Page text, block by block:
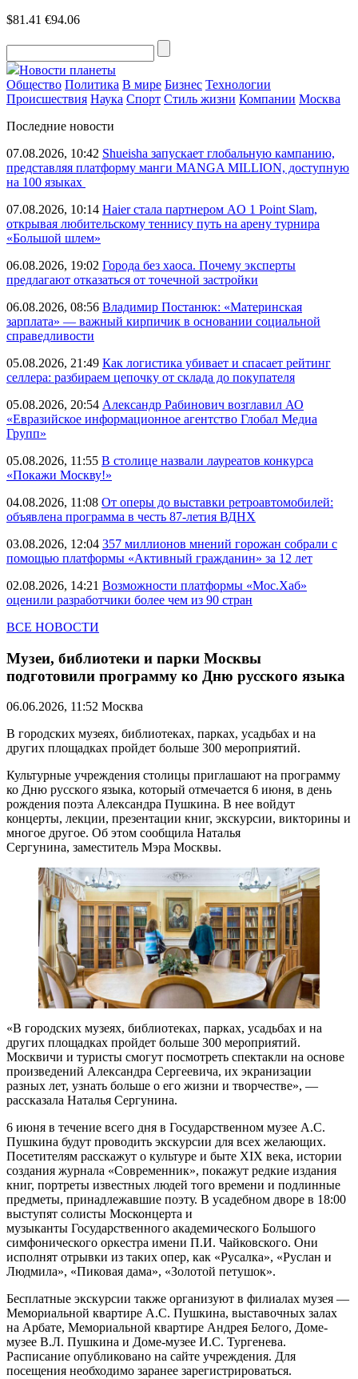
$81.41 €94.06
Новости планеты
Общество Политика В мире Бизнес Технологии
Происшествия Наука Спорт Стиль жизни Компании Москва
Последние новости
07.08.2026, 10:42 Shueisha запускает глобальную кампанию,
представляя платформу манги MANGA MILLION, доступную
на 100 языках
07.08.2026, 10:14 Haier стала партнером AO 1 Point Slam,
открывая любительскому теннису путь на арену турнира
«Большой шлем»
06.08.2026, 19:02 Города без хаоса. Почему эксперты
предлагают отказаться от точечной застройки
06.08.2026, 08:56 Владимир Постанюк: «Материнская
зарплата» — важный кирпичик в основании социальной
справедливости
05.08.2026, 21:49 Как логистика убивает и спасает рейтинг
селлера: разбираем цепочку от склада до покупателя
05.08.2026, 20:54 Александр Рабинович возглавил АО
«Евразийское информационное агентство Глобал Медиа
Групп»
05.08.2026, 11:55 В столице назвали лауреатов конкурса
«Покажи Москву!»
04.08.2026, 11:08 От оперы до выставки ретроавтомобилей:
объявлена программа в честь 87-летия ВДНХ
03.08.2026, 12:04 357 миллионов мнений горожан собрали с
помощью платформы «Активный гражданин» за 12 лет
02.08.2026, 14:21 Возможности платформы «Мос.Хаб»
оценили разработчики более чем из 90 стран
ВСЕ НОВОСТИ
Музеи, библиотеки и парки Москвы
подготовили программу ко Дню русского языка
06.06.2026, 11:52 Москва
В городских музеях, библиотеках, парках, усадьбах и на
других площадках пройдет больше 300 мероприятий.
Культурные учреждения столицы приглашают на программу
ко Дню русского языка, который отмечается 6 июня, в день
рождения поэта Александра Пушкина. В нее войдут
концерты, лекции, презентации книг, экскурсии, викторины и
многое другое. Об этом сообщила Наталья
Сергунина, заместитель Мэра Москвы.
«В городских музеях, библиотеках, парках, усадьбах и на
других площадках пройдет больше 300 мероприятий.
Москвичи и туристы смогут посмотреть спектакли на основе
произведений Александра Сергеевича, их экранизации
разных лет, узнать больше о его жизни и творчестве», —
рассказала Наталья Сергунина.
6 июня в течение всего дня в Государственном музее А.С.
Пушкина будут проводить экскурсии для всех желающих.
Посетителям расскажут о культуре и быте XIX века, истории
создания журнала «Современник», покажут редкие издания
книг, портреты известных людей того времени и подлинные
предметы, принадлежавшие поэту. В усадебном дворе в 18:00
выступят солисты Москонцерта и
музыканты Государственного академического Большого
симфонического оркестра имени П.И. Чайковского. Они
исполнят отрывки из таких опер, как «Русалка», «Руслан и
Людмила», «Пиковая дама», «Золотой петушок».
Бесплатные экскурсии также организуют в филиалах музея —
Мемориальной квартире А.С. Пушкина, выставочных залах
на Арбате, Мемориальной квартире Андрея Белого, Доме-
музее В.Л. Пушкина и Доме-музее И.С. Тургенева.
Расписание опубликовано на сайте учреждения. Для
посещения необходимо заранее зарегистрироваться.